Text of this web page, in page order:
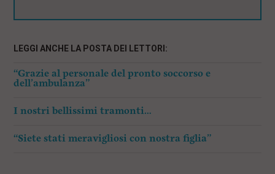
LEGGI ANCHE LA POSTA DEI LETTORI:
“Grazie al personale del pronto soccorso e
dell’ambulanza”
I nostri bellissimi tramonti…
“Siete stati meravigliosi con nostra figlia”